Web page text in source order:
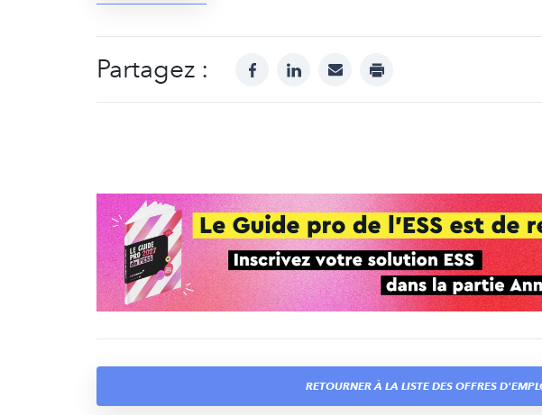
Partagez : facebooklinkedinmail print
RETOURNER À LA LISTE DES OFFRES